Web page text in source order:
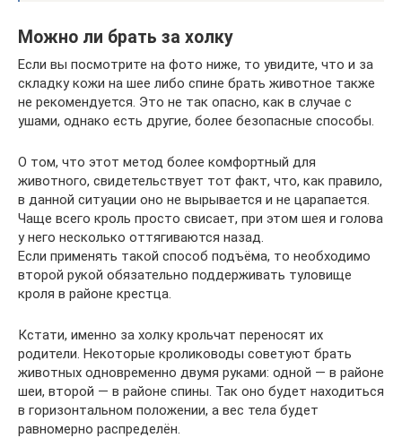
Можно ли брать за холку
Если вы посмотрите на фото ниже, то увидите, что и за
складку кожи на шее либо спине брать животное также
не рекомендуется. Это не так опасно, как в случае с
ушами, однако есть другие, более безопасные способы.
О том, что этот метод более комфортный для
животного, свидетельствует тот факт, что, как правило,
в данной ситуации оно не вырывается и не царапается.
Чаще всего кроль просто свисает, при этом шея и голова
у него несколько оттягиваются назад.
Если применять такой способ подъёма, то необходимо
второй рукой обязательно поддерживать туловище
кроля в районе крестца.
Кстати, именно за холку крольчат переносят их
родители. Некоторые кролиководы советуют брать
животных одновременно двумя руками: одной — в районе
шеи, второй — в районе спины. Так оно будет находиться
в горизонтальном положении, а вес тела будет
равномерно распределён.